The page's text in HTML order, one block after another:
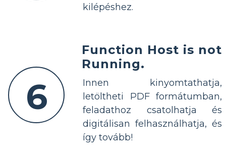
kilépéshez.
6
Function Host is not
Running.
Innen kinyomtathatja,
letöltheti PDF formátumban,
feladathoz csatolhatja és
digitálisan felhasználhatja, és
így tovább!